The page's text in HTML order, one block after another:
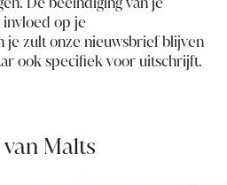
invloed op je
zult onze nieuwsbrief blijven
ook specifiek voor uitschrijft.
Malts